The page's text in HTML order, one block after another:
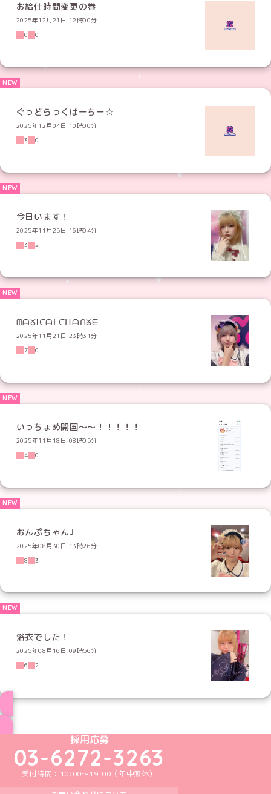
お給仕時間変更の巻
2025年12月21日 12時00分
0
0
ぐっどらっくぱーちー☆
2025年12月04日 10時00分
3
0
今日います！
2025年11月25日 16時04分
3
2
ᗰᗩᘜIᑕᗩᒪᑕᕼᗩᑎᘜᗴ
2025年11月21日 23時31分
7
0
いっちょめ開国〜〜！！！！！
2025年11月18日 08時05分
4
0
おんぷちゃん♩
2025年08月30日 13時26分
8
3
浴衣でした！
2025年08月16日 09時56分
6
2
めいどりーみんTikTok公式アカウント
めいどりーみんX公式アカウント
めいどりーみんInstagram公式アカウント
めいどりーみんFacebook公式アカウン
めいどりーみんYouTube公式アカ
採用応募
03-6272-3263
受付時間：10:00～19:00（年中無休）